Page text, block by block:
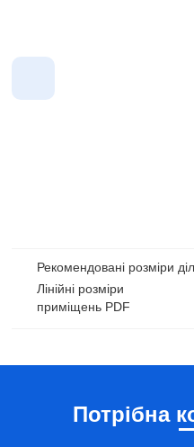
Рекомендовані розміри
Лінійні розміри
приміщень PDF
Потрібна